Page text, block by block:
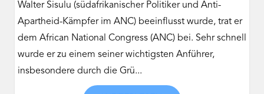
Walter Sisulu (südafrikanischer Politiker und Anti-
Apartheid-Kämpfer im ANC) beeinflusst wurde, trat er
dem African National Congress (ANC) bei. Sehr schnell
wurde er zu einem seiner wichtigsten Anführer,
insbesondere durch die Grü...